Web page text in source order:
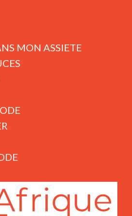
MON ASSIETE